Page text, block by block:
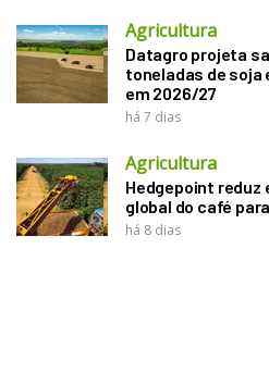
Agricultura
Datagro projeta
toneladas de soja
em 2026/27
há 7 dias
Agricultura
Hedgepoint
global do café
há 8 dias